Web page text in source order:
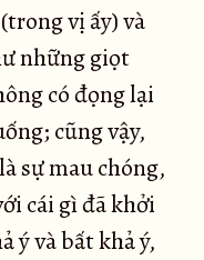
vị ấy) và
những giọt
có đọng lại
cũng vậy,
sự mau chóng,
cái gì đã khởi
ý và bất khả ý,